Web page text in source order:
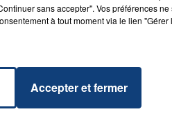
sans accepter". Vos préférences
à tout moment via le lien
Accepter et fermer